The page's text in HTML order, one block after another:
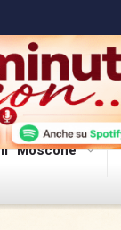
Il “Moscone”